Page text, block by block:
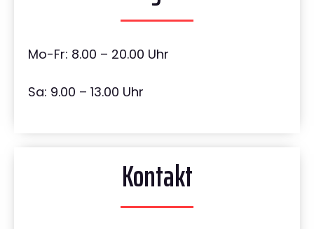
Mo-Fr: 8.00 – 20.00 Uhr
Sa: 9.00 – 13.00 Uhr
Kontakt